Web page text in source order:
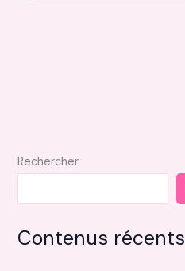
Rechercher
Contenus récents